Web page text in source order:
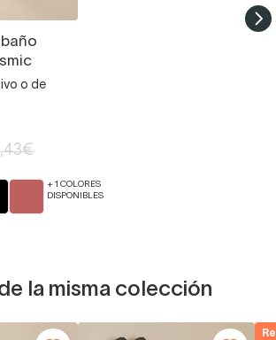
o de
+ 1 COLORES
DISPONIBLES
la misma colección